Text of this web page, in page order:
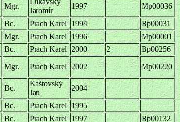
Mgr.
Lukavský
Jaromír
1997 Mp00036
Bc. Prach Karel 1994
Bp00031
Mgr. Prach Karel 1996
Mp00001
Bc. Prach Karel 2000 2
Bp00256
Mgr. Prach Karel 2002 Mp00220
Bc.
Kaštovský
Jan
2004
Bc. Prach Karel 1995
Bc. Prach Karel 1997 Bp00132